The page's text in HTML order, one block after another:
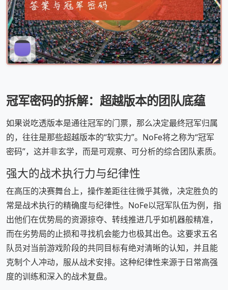
冠军密码的拆解：超越版本的团队底蕴
如果说吃透版本是通往冠军的门票，那么决定最终冠军归属
的，往往是那些超越版本的“软实力”。NoFe将之称为“冠军
密码”，这并非玄学，而是可观察、可分析的综合团队素质。
强大的战术执行力与纪律性
在高压的决赛舞台上，操作差距往往微乎其微，决定胜负的
常是战术执行的精确度与纪律性。NoFe以冠军队伍为例，指
出他们在优势局的资源掠夺、转线推进几乎如机器般精准，
而在劣势局的止损和寻找机会能力也极其出色。这要求五名
队员对当前游戏阶段的共同目标有绝对清晰的认知，并且能
克制个人冲动，服从战术安排。这种纪律性来源于日常高强
度的训练和深入的战术复盘。